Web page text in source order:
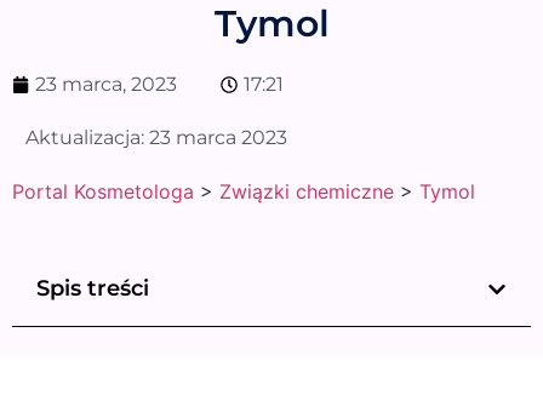
Tymol
23 marca, 2023 17:21
Aktualizacja: 23 marca 2023
Portal Kosmetologa > Związki chemiczne > Tymol
Spis treści